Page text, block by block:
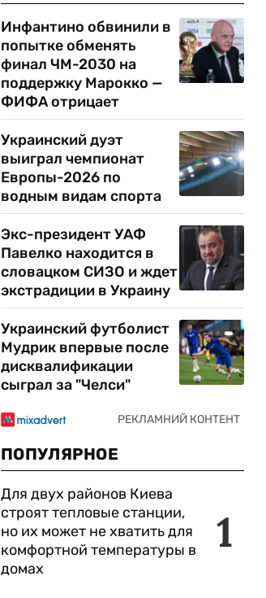
Инфантино обвинили в
попытке обменять
финал ЧМ-2030 на
поддержку Марокко —
ФИФА отрицает
Украинский дуэт
выиграл чемпионат
Европы-2026 по
водным видам спорта
Экс-президент УАФ
Павелко находится в
словацком СИЗО и ждет
экстрадиции в Украину
Украинский футболист
Мудрик впервые после
дисквалификации
сыграл за "Челси"
ПОПУЛЯРНОЕ
1
Для двух районов Киева
строят тепловые станции,
но их может не хватить для
комфортной температуры в
домах